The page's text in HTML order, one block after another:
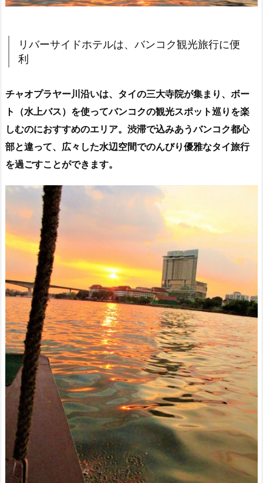
リバーサイドホテルは、バンコク観光旅行に便
利
チャオプラヤー川沿いは、タイの三大寺院が集まり、ボー
ト（水上バス）を使ってバンコクの観光スポット巡りを楽
しむのにおすすめのエリア。渋滞で込みあうバンコク都心
部と違って、広々した水辺空間でのんびり優雅なタイ旅行
を過ごすことができます。